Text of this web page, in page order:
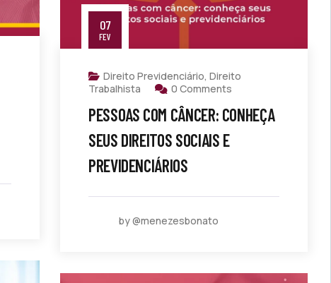
07
FEV
Direito Previdenciário, Direito
Trabalhista
0 Comments
PESSOAS COM CÂNCER: CONHEÇA
SEUS DIREITOS SOCIAIS E
PREVIDENCIÁRIOS
by @menezesbonato